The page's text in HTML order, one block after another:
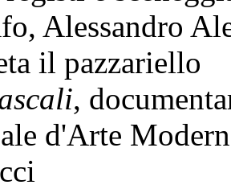
Alessandro
il pazzariello
,
d'Arte